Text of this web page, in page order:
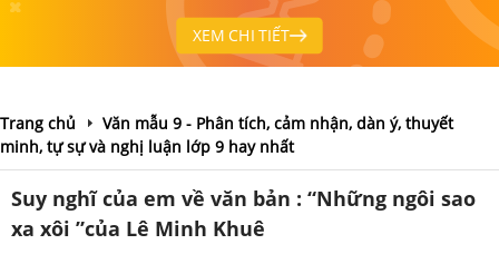
XEM CHI TIẾT
Trang chủ
Văn mẫu 9 - Phân tích, cảm nhận, dàn ý, thuyết
minh, tự sự và nghị luận lớp 9 hay nhất
Suy nghĩ của em về văn bản : “Những ngôi sao
xa xôi ”của Lê Minh Khuê